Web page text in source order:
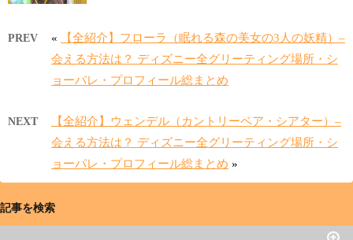
PREV «
【全紹介】フローラ（眠れる森の美女の3人の妖精）–
会える方法は？ ディズニー全グリーティング場所・シ
ョーパレ・プロフィール総まとめ
NEXT
【全紹介】ウェンデル（カントリーベア・シアター）–
会える方法は？ ディズニー全グリーティング場所・シ
ョーパレ・プロフィール総まとめ »
記事を検索